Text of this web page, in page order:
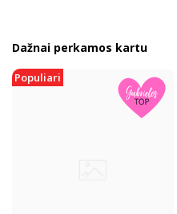
Dažnai perkamos kartu
Populiari